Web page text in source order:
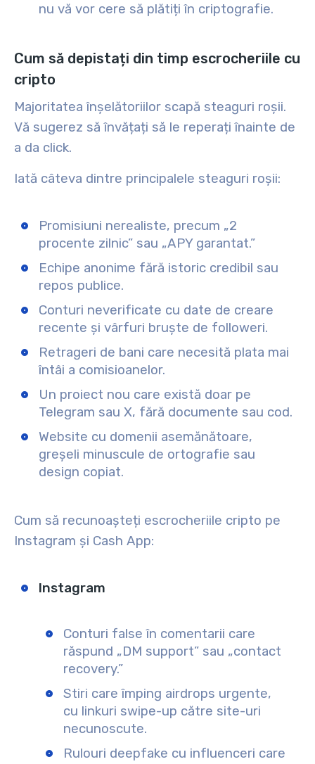
nu vă vor cere să plătiți în criptografie.
Cum să depistați din timp escrocheriile cu
cripto
Majoritatea înșelătoriilor scapă steaguri roșii.
Vă sugerez să învățați să le reperați înainte de
a da click.
Iată câteva dintre principalele steaguri roșii:
Promisiuni nerealiste, precum „2
procente zilnic” sau „APY garantat.”
Echipe anonime fără istoric credibil sau
repos publice.
Conturi neverificate cu date de creare
recente și vârfuri bruște de followeri.
Retrageri de bani care necesită plata mai
întâi a comisioanelor.
Un proiect nou care există doar pe
Telegram sau X, fără documente sau cod.
Website cu domenii asemănătoare,
greșeli minuscule de ortografie sau
design copiat.
Cum să recunoașteți escrocheriile cripto pe
Instagram și Cash App:
Instagram
Conturi false în comentarii care
răspund „DM support” sau „contact
recovery.”
Stiri care împing airdrops urgente,
cu linkuri swipe-up către site-uri
necunoscute.
Rulouri deepfake cu influenceri care